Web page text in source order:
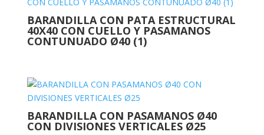
BARANDILLA CON PATA ESTRUCTURAL
40X40 CON CUELLO Y PASAMANOS
CONTUNUADO Ø40 (1)
BARANDILLA CON PASAMANOS Ø40
CON DIVISIONES VERTICALES Ø25